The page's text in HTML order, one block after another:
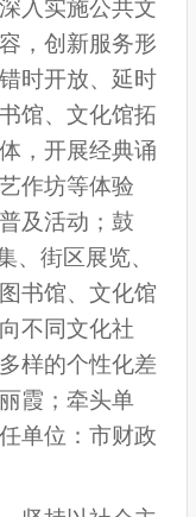
入实施公共文
，创新服务形
时开放、延时
馆、文化馆拓
，开展经典诵
作坊等体验
及活动；鼓
、街区展览、
书馆、文化馆
不同文化社
样的个性化差
霞；牵头单
单位：市财政